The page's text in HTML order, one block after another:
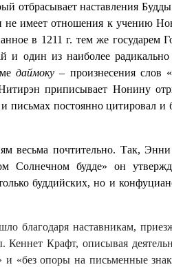
наставления
не имеет отношения к учению
в 1211 г. тем же
один из наиболее радикально
даймоку – произнесения слов
приписывает Нонину
постоянно цитировал
весьма почтительно. Так,
будде» он
буддийских, но и
благодаря наставникам,
Крафт, описывая
«без опоры на письменные